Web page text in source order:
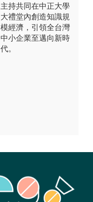
主持共同在中正大學
大禮堂內創造知識規
模經濟，引領全台灣
中小企業至邁向新時
代。